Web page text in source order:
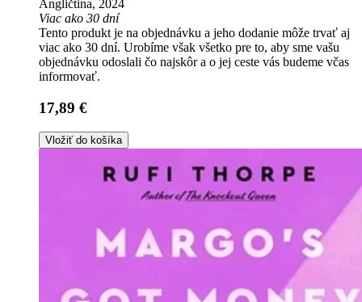
Angličtina, 2024
Viac ako 30 dní
Tento produkt je na objednávku a jeho dodanie môže trvať aj
viac ako 30 dní. Urobíme však všetko pre to, aby sme vašu
objednávku odoslali čo najskôr a o jej ceste vás budeme včas
informovať.
17,89 €
Vložiť do košíka